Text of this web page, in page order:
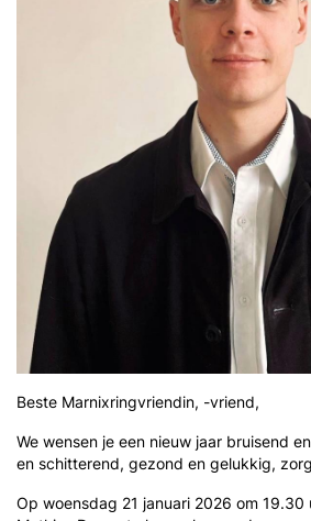
Beste Marnixringvriendin, -vriend,
We wensen je een nieuw jaar bruisend
en schitterend, gezond en gelukkig,
Op woensdag 21 januari 2026 om 19.30